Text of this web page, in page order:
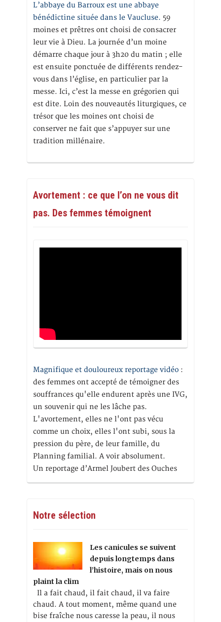
L’abbaye du Barroux est une abbaye
bénédictine située dans le Vaucluse. 59
moines et prêtres ont choisi de consacrer
leur vie à Dieu. La journée d’un moine
démarre chaque jour à 3h20 du matin ; elle
est ensuite ponctuée de différents rendez-
vous dans l’église, en particulier par la
messe. Ici, c’est la messe en grégorien qui
est dite. Loin des nouveautés liturgiques, ce
trésor que les moines ont choisi de
conserver ne fait que s’appuyer sur une
tradition millénaire.
Avortement : ce que l’on ne vous dit
pas. Des femmes témoignent
Magnifique et douloureux reportage vidéo :
des femmes ont accepté de témoigner des
souffrances qu'elle endurent après une IVG,
un souvenir qui ne les lâche pas.
L'avortement, elles ne l'ont pas vécu
comme un choix, elles l'ont subi, sous la
pression du père, de leur famille, du
Planning familial. A voir absolument.
Un reportage d’Armel Joubert des Ouches
Notre sélection
Les canicules se suivent
depuis longtemps dans
l’histoire, mais on nous
plaint la clim
Il a fait chaud, il fait chaud, il va faire
chaud. A tout moment, même quand une
bise fraîche nous caresse la peau, il nous